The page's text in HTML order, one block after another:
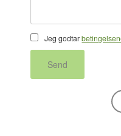
Jeg godtar
Send